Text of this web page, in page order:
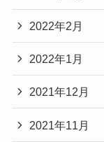
2022年2月
2022年1月
2021年12月
2021年11月